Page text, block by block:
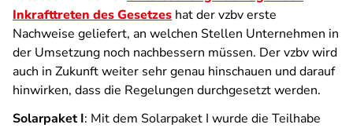
Inkrafttreten des Gesetzes hat der vzbv erste
Nachweise geliefert, an welchen Stellen Unternehmen in
der Umsetzung noch nachbessern müssen. Der vzbv wird
auch in Zukunft weiter sehr genau hinschauen und darauf
hinwirken, dass die Regelungen durchgesetzt werden.
Solarpaket I: Mit dem Solarpaket I wurde die Teilhabe